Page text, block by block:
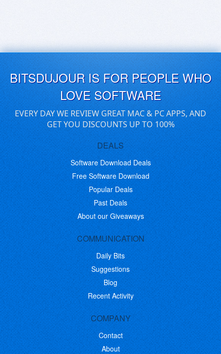
BITSDUJOUR IS FOR PEOPLE WHO
LOVE SOFTWARE
EVERY DAY WE REVIEW GREAT MAC & PC APPS, AND
GET YOU DISCOUNTS UP TO 100%
DEALS
Software Download Deals
Free Software Download
Popular Deals
Past Deals
About our Giveaways
COMMUNICATION
Daily Bits
Suggestions
Blog
Recent Activity
COMPANY
Contact
About